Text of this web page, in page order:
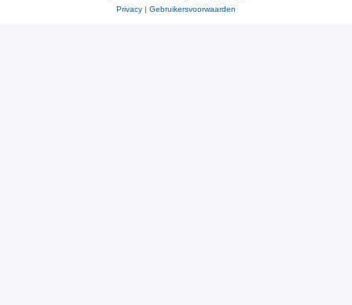
Privacy | Gebruikersvoorwaarden